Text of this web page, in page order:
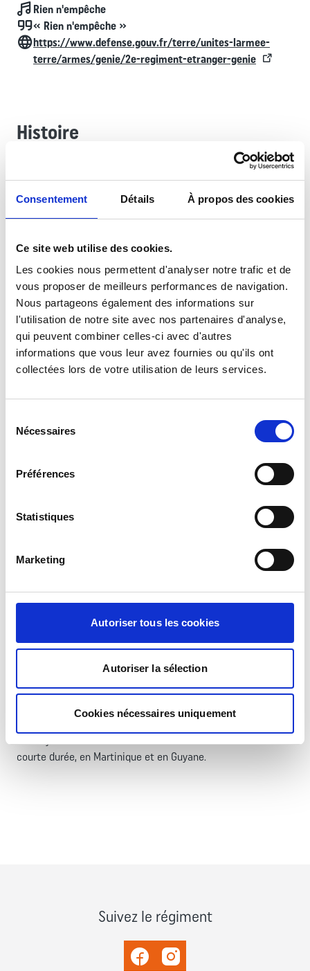
Consentement Détails À propos des cookies
Ce site web utilise des cookies.
Les cookies nous permettent d'analyser notre trafic et de
vous proposer de meilleurs performances de navigation.
Nous partageons également des informations sur
l'utilisation de notre site avec nos partenaires d'analyse,
qui peuvent combiner celles-ci avec d'autres
informations que vous leur avez fournies ou qu'ils ont
collectées lors de votre utilisation de leurs services.
Nécessaires
Préférences
Statistiques
Marketing
Autoriser tous les cookies
Autoriser la sélection
Cookies nécessaires uniquement
ChantRien n'empêche
Devise« Rien n'empêche »
Contact
https://www.defense.gouv.fr/terre/unites-larmee-
terre/armes/genie/2e-regiment-etranger-genie
Histoire
Créé le 1er juillet 1999, le 2e régiment étranger de génie (2e
l’emprise militaire de la base aérienne 200. Il est héritier du
patrimoine historique et des traditions des dix-huit
Indochine. Dès sa création il participe à de multiples
opérations, parfois sur de longues durées comme l’opération
KFOR au Kosovo à laquelle le régiment contribue de 1999 à
2008. En 2000-2001, il est engagé en Bosnie dans le cadre de
l’opération SFOR puis en Côte d’Ivoire de 2005 à 2007 et en
2011 (opération LICORNE).
Le régiment est par la suite intervenu au cours de l’opération
à de multiples opérations en Afghanistan (PAMIR et
engagé sur les opérations SERVAL puis BARKHANE au Mali et
Mission
Unité de génie d’assaut de la 27e brigade d’infanterie de
missions d’appui à la mobilité, à la contre mobilité et d’aide
des missions en zone montagneuse, requérant les savoir-
faire spécifiques à cet environnement. Il contribue chaque
année aux renforts des groupements tactiques interarmes
En parallèle, outre ses engagements en métropole où il a
participé à l’opération Sentinelle, le régiment continue
courte durée, en Martinique et en Guyane.
Suivez le régiment
FacebookInstagram